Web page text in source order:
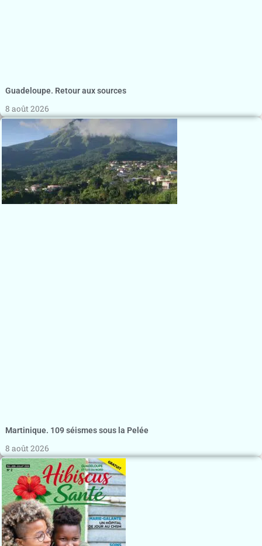
Guadeloupe. Retour aux sources
8 août 2026
Martinique. 109 séismes sous la Pelée
8 août 2026